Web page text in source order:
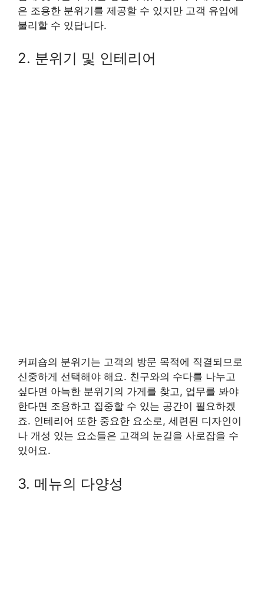
은 조용한 분위기를 제공할 수 있지만 고객 유입에
불리할 수 있답니다.
2. 분위기 및 인테리어
커피숍의 분위기는 고객의 방문 목적에 직결되므로
신중하게 선택해야 해요. 친구와의 수다를 나누고
싶다면 아늑한 분위기의 가게를 찾고, 업무를 봐야
한다면 조용하고 집중할 수 있는 공간이 필요하겠
죠. 인테리어 또한 중요한 요소로, 세련된 디자인이
나 개성 있는 요소들은 고객의 눈길을 사로잡을 수
있어요.
3. 메뉴의 다양성